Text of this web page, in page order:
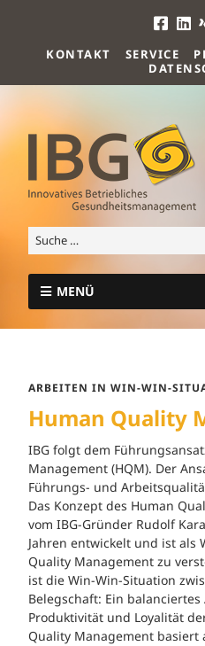
KONTAKT SERVICE
MENÜ
ARBEITEN IN WIN-WIN-
Human Quality
IBG folgt dem
Management (HQM). Der
Führungs- und
Das Konzept des Human
vom IBG-Gründer Rudolf
Jahren entwickelt und ist als
Quality Management zu
ist die Win-Win-Situation
Belegschaft: Ein
Produktivität und Loyalität
Quality Management basiert